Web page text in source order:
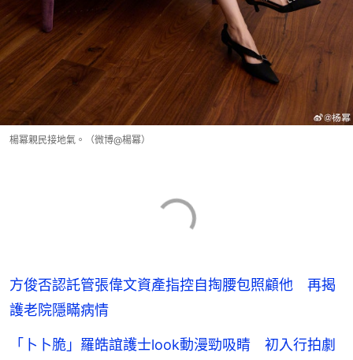
楊冪親民接地氣。（微博@楊冪）
方俊否認託管張偉文資產指控自掏腰包照顧他 再揭
護老院隱瞞病情
「卜卜脆」羅皓誼護士look動漫勁吸睛 初入行拍劇